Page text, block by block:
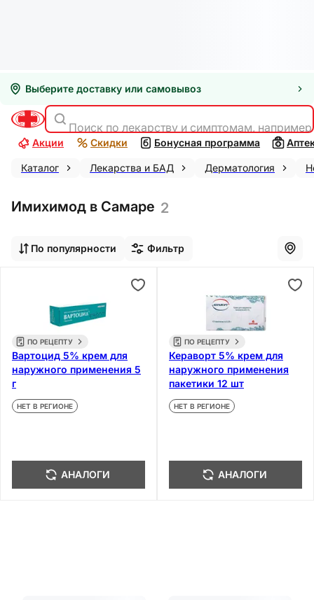
Выберите доставку или самовывоз
Поиск по лекарству и симптомам,
Акции Скидки Бонусная программа
Каталог Лекарства и БАД Дерматология
Имихимод в Самаре 2
По популярности Фильтр
ПО РЕЦЕПТУ
Вартоцид 5% крем для
наружного применения 5
г
НЕТ В РЕГИОНЕ
АНАЛОГИ
ПО РЕЦЕПТУ
Кераворт 5% крем для
наружного применения
пакетики 12 шт
НЕТ В РЕГИОНЕ
АНАЛОГИ